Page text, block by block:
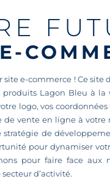
site e-commerce ! Ce site
produits Lagon Bleu à la
logo, vos
de vente en ligne à votre
stratégie de
pour dynamiser
pour faire face aux
d’activité.